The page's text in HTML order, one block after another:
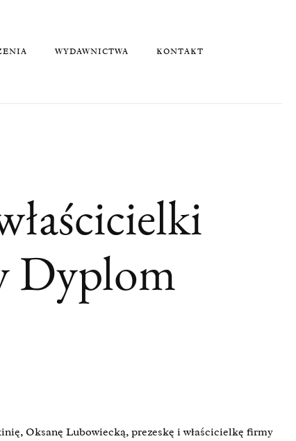
WYDAWNICTWA KONTAKT
Dyplom
Oksanę Lubowiecką, prezeskę i właścicielkę firmy